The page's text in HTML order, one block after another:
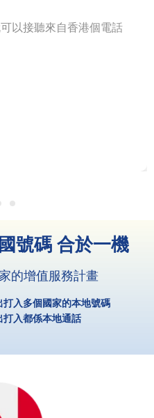
以接聽來自香港個電話
號碼 合於一機
的增值服務計畫
入多個國家的本地號碼
打入都係本地通話